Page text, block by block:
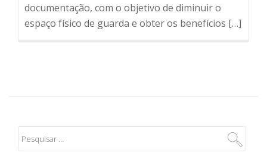
documentação, com o objetivo de diminuir o
espaço físico de guarda e obter os benefícios […]